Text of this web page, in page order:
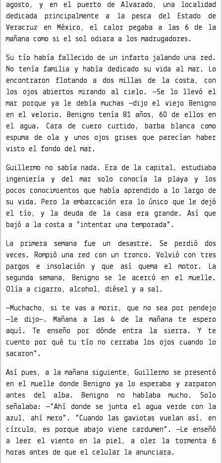
agosto, y en el puerto de Alvarado, una localidad
dedicada principalmente a la pesca del Estado de
Veracruz en México, el calor pegaba a las 6 de la
mañana como si el sol odiara a los madrugadores.
Su tío había fallecido de un infarto jalando una red.
No tenía familia y había dedicado su vida al mar. Lo
encontraron flotando a dos millas de la costa, con
los ojos abiertos mirando al cielo. —Se lo llevó el
mar porque ya le debía muchas —dijo el viejo Benigno
en el velorio. Benigno tenía 81 años, 60 de ellos en
el agua. Cara de cuero curtido, barba blanca como
espuma de ola y unos ojos grises que parecían haber
visto el fondo del mar.
Guillermo no sabía nada. Era de la capital, estudiaba
ingeniería y del mar solo conocía la playa y los
pocos conocimientos que había aprendido a lo largo de
su vida. Pero la embarcación era lo único que le dejó
el tío, y la deuda de la casa era grande. Así que
bajó a la costa a “intentar una temporada”.
La primera semana fue un desastre. Se perdió dos
veces. Rompió una red con un tronco. Volvió con tres
pargos e insolación y que así quema el motor. La
segunda semana, Benigno se le acercó en el muelle.
Olía a cigarro, alcohol, diésel y a sal.
—Muchacho, si te vas a morir, que no sea por pendejo
—le dijo—. Mañana a las 4 de la mañana te espero
aquí. Te enseño por dónde entra la sierra. Y te
cuento por qué tu tío no cerraba los ojos cuando lo
sacaron”.
Así pues, a la mañana siguiente, Guillermo se presentó
en el muelle donde Benigno ya lo esperaba y zarparon
antes del alba. Benigno no hablaba mucho. Solo
señalaba: —“Ahí donde se junta el agua verde con la
azul, ahí mero”. “Cuando las gaviotas vuelan así, en
círculo, es porque abajo viene cardumen”. —Le enseñó
a leer el viento en la piel, a oler la tormenta 6
horas antes de que el celular la anunciara.